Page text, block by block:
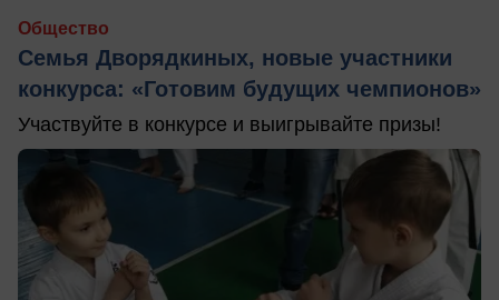
Общество
Семья Дворядкиных, новые участники
конкурса: «Готовим будущих чемпионов»
Участвуйте в конкурсе и выигрывайте призы!